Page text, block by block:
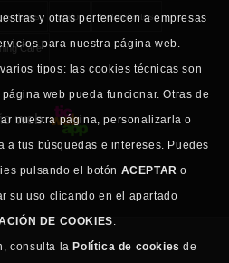
solares sudor tratamientos
Care
web
y otras pertenecen a empresas
para nuestra página web.
tipos: las cookies técnicas son
web pueda funcionar. Otras de
nuestra página, personalizarla o
a tus búsquedas e intereses. Puedes
pulsando el botón ACEPTAR o
su uso clicando en el apartado
DE COOKIES.
consulta la Política de cookies de